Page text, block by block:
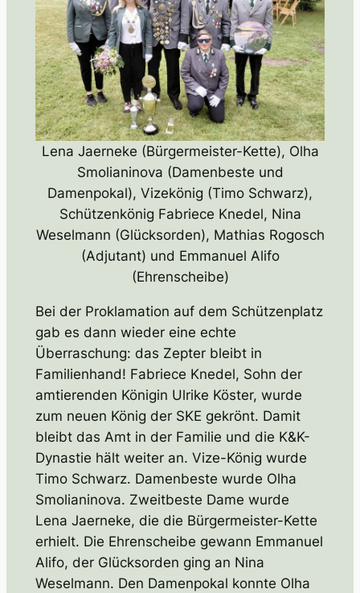
Lena Jaerneke (Bürgermeister-Kette), Olha
Smolianinova (Damenbeste und
Damenpokal), Vizekönig (Timo Schwarz),
Schützenkönig Fabriece Knedel, Nina
Weselmann (Glücksorden), Mathias Rogosch
(Adjutant) und Emmanuel Alifo
(Ehrenscheibe)
Bei der Proklamation auf dem Schützenplatz
gab es dann wieder eine echte
Überraschung: das Zepter bleibt in
Familienhand! Fabriece Knedel, Sohn der
amtierenden Königin Ulrike Köster, wurde
zum neuen König der SKE gekrönt. Damit
bleibt das Amt in der Familie und die K&K-
Dynastie hält weiter an. Vize-König wurde
Timo Schwarz. Damenbeste wurde Olha
Smolianinova. Zweitbeste Dame wurde
Lena Jaerneke, die die Bürgermeister-Kette
erhielt. Die Ehrenscheibe gewann Emmanuel
Alifo, der Glücksorden ging an Nina
Weselmann. Den Damenpokal konnte Olha